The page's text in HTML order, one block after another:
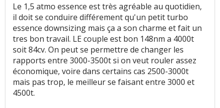
Le 1,5 atmo essence est très agréable au quotidien,
il doit se conduire différement qu'un petit turbo
essence downsizing mais ça a son charme et fait un
tres bon travail. LE couple est bon 148nm a 4000t
soit 84cv. On peut se permettre de changer les
rapports entre 3000-3500t si on veut rouler assez
économique, voire dans certains cas 2500-3000t
mais pas trop, le meilleur se faisant entre 3000 et
4500t.